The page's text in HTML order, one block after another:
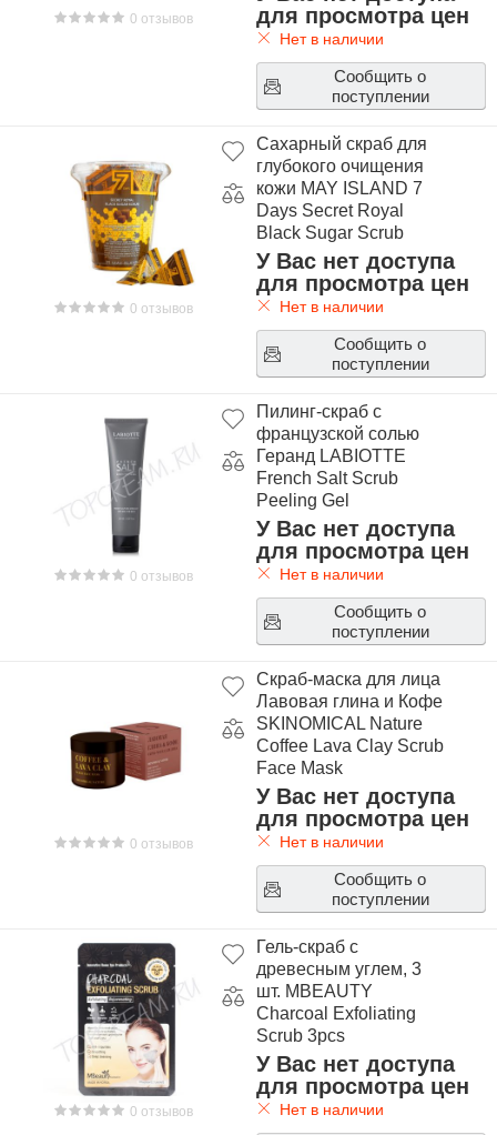
0 отзывов
для просмотра цен
Нет в наличии
Сообщить о
поступлении
0 отзывов
Сахарный скраб для
глубокого очищения
кожи MAY ISLAND 7
Days Secret Royal
Black Sugar Scrub
У Вас нет доступа
для просмотра цен
Нет в наличии
Сообщить о
поступлении
0 отзывов
Пилинг-скраб с
французской солью
Геранд LABIOTTE
French Salt Scrub
Peeling Gel
У Вас нет доступа
для просмотра цен
Нет в наличии
Сообщить о
поступлении
0 отзывов
Скраб-маска для лица
Лавовая глина и Кофе
SKINOMICAL Nature
Coffee Lava Clay Scrub
Face Mask
У Вас нет доступа
для просмотра цен
Нет в наличии
Сообщить о
поступлении
0 отзывов
Гель-скраб с
древесным углем, 3
шт. MBEAUTY
Charcoal Exfoliating
Scrub 3pcs
У Вас нет доступа
для просмотра цен
Нет в наличии